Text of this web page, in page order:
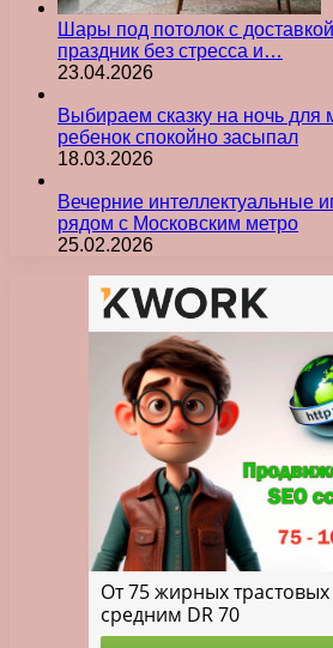
Шары под потолок с
праздник без стресса и…
23.04.2026
Выбираем сказку на ночь
ребенок спокойно засыпал
18.03.2026
Вечерние интеллектуальные
рядом с Московским метро
25.02.2026